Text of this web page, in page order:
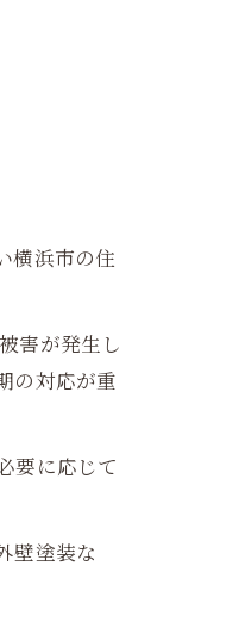
横浜市の住
害が発生し
の対応が重
要に応じて
壁塗装な